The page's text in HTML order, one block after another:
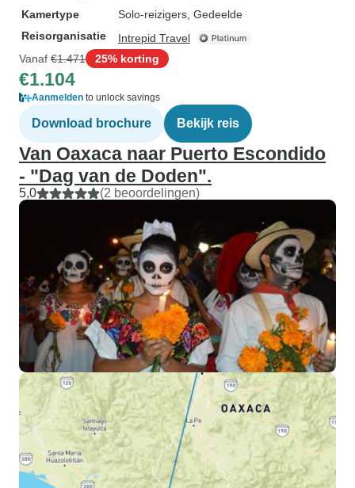
Kamertype
Solo-reizigers, Gedeelde
Reisorganisatie
Intrepid Travel
Vanaf €1.471 25% korting
€1.104
Aanmelden to unlock savings
Download brochure Bekijk reis
Van Oaxaca naar Puerto Escondido
- "Dag van de Doden".
5,0 (2 beoordelingen)